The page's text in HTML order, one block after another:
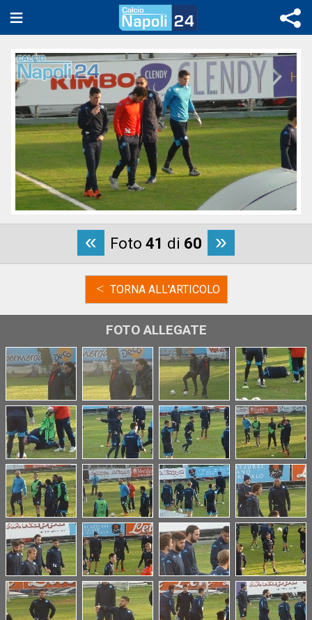
« Foto 41 di 60 »
< TORNA ALL'ARTICOLO
FOTO ALLEGATE